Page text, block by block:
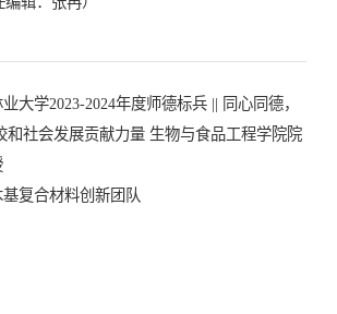
大学2023-2024年度师德标兵 || 同心同德，
和社会发展贡献力量 生物与食品工程学院院
复合材料创新团队